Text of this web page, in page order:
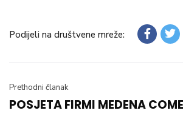
Podijeli na društvene mreže:
Prethodni članak
POSJETA FIRMI MEDENA